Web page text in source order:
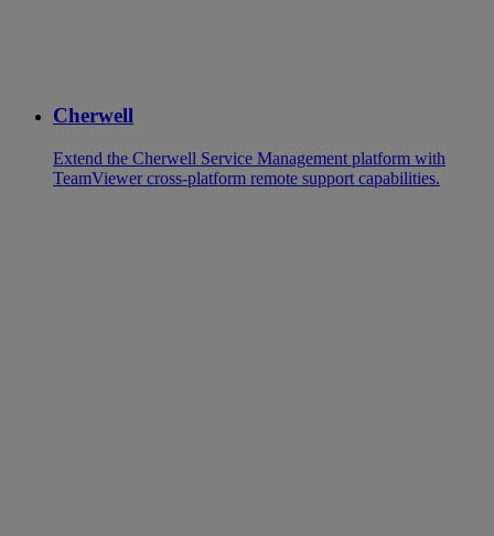
Cherwell
Extend the Cherwell Service Management platform with
TeamViewer cross-platform remote support capabilities.